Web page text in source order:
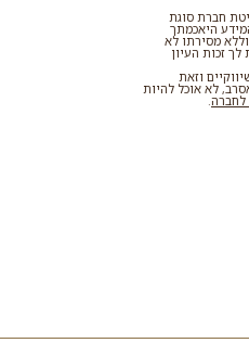
חברת סוגת
היאכמתך
מסירתו לא
זכות העיון
וזאת
אסרב, לא אוכל להיות
לחברה